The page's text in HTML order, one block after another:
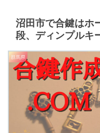
沼田市で合鍵はホ
段、ディンプルキ
群馬県